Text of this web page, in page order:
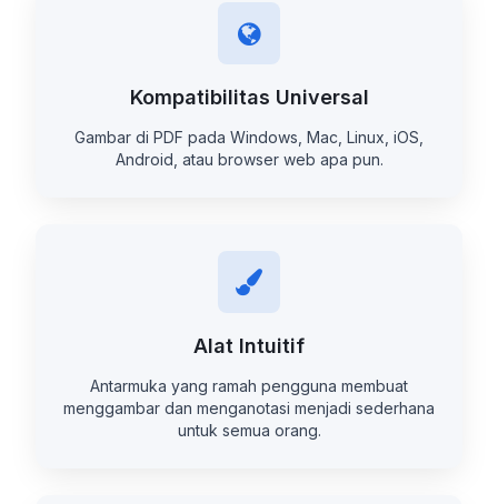
Kompatibilitas Universal
Gambar di PDF pada Windows, Mac, Linux, iOS,
Android, atau browser web apa pun.
Alat Intuitif
Antarmuka yang ramah pengguna membuat
menggambar dan menganotasi menjadi sederhana
untuk semua orang.